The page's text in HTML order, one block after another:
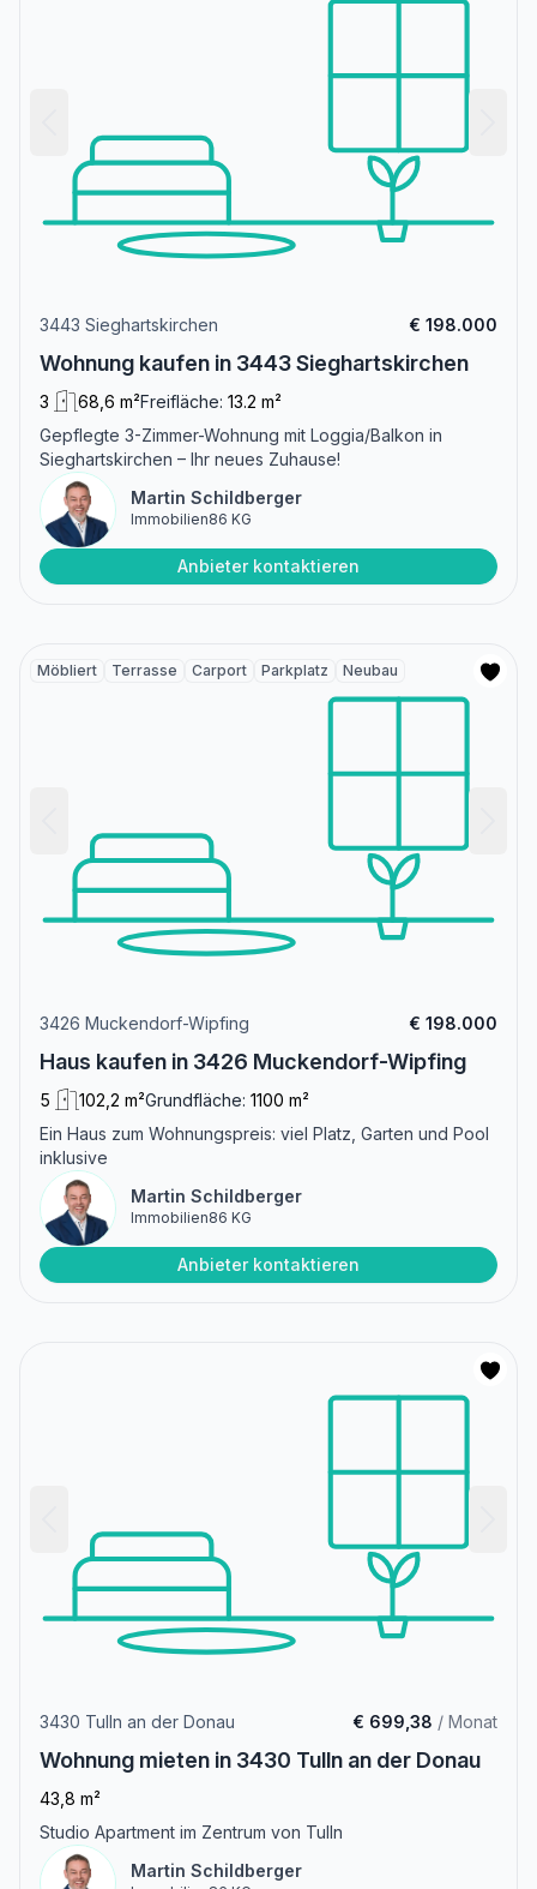
3443 Sieghartskirchen € 198.000
Wohnung kaufen in 3443 Sieghartskirchen
3 68,6 m²Freifläche: 13.2 m²
Gepflegte 3-Zimmer-Wohnung mit Loggia/Balkon in
Sieghartskirchen – Ihr neues Zuhause!
Martin Schildberger
Immobilien86 KG
Anbieter kontaktieren
Möbliert Terrasse Carport Parkplatz Neubau
3426 Muckendorf-Wipfing € 198.000
Haus kaufen in 3426 Muckendorf-Wipfing
5 102,2 m²Grundfläche: 1100 m²
Ein Haus zum Wohnungspreis: viel Platz, Garten und Pool
inklusive
Martin Schildberger
Immobilien86 KG
Anbieter kontaktieren
3430 Tulln an der Donau € 699,38 / Monat
Wohnung mieten in 3430 Tulln an der Donau
43,8 m²
Studio Apartment im Zentrum von Tulln
Martin Schildberger